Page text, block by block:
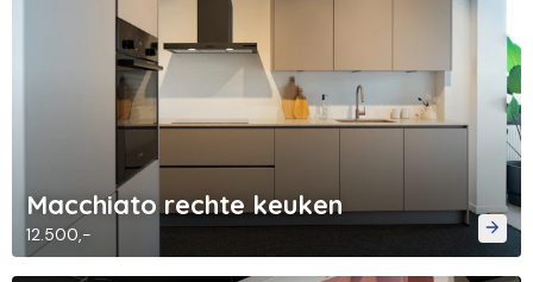
Macchiato rechte keuken
12.500,-